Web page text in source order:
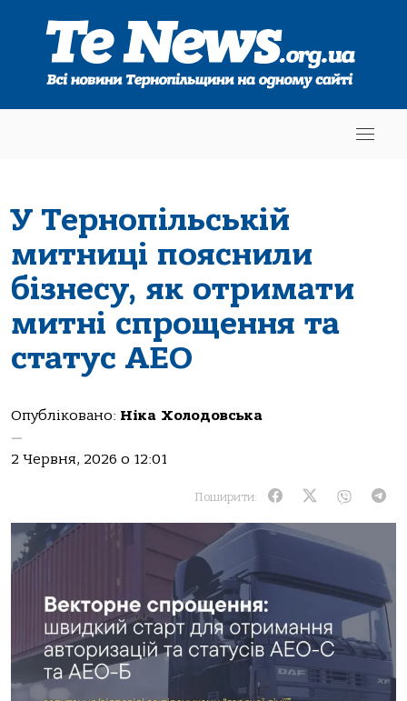
У Тернопільській
митниці пояснили
бізнесу, як отримати
митні спрощення та
статус АЕО
Опубліковано: Ніка Холодовська
—
2 Червня, 2026 о 12:01
Поширити: